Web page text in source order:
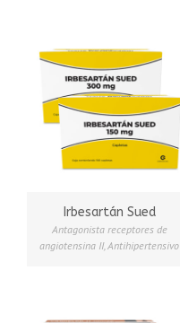
Irbesartán Sued
Antagonista receptores de
angiotensina II, Antihipertensivo